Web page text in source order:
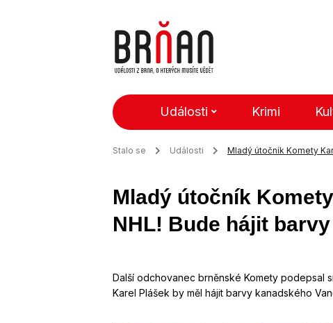
Události Krimi
Stalo se Události Mladý útočník Komety
Mladý útočník
NHL! Bude hájit
Další odchovanec brněnské Komety podepsal
Karel Plášek by měl hájit barvy kanadského